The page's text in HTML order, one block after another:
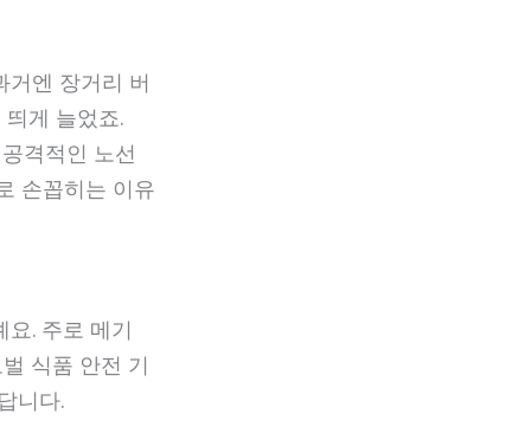
엔 장거리 버
게 늘었죠.
격적인 노선
손꼽히는 이유
. 주로 메기
식품 안전 기
니다.